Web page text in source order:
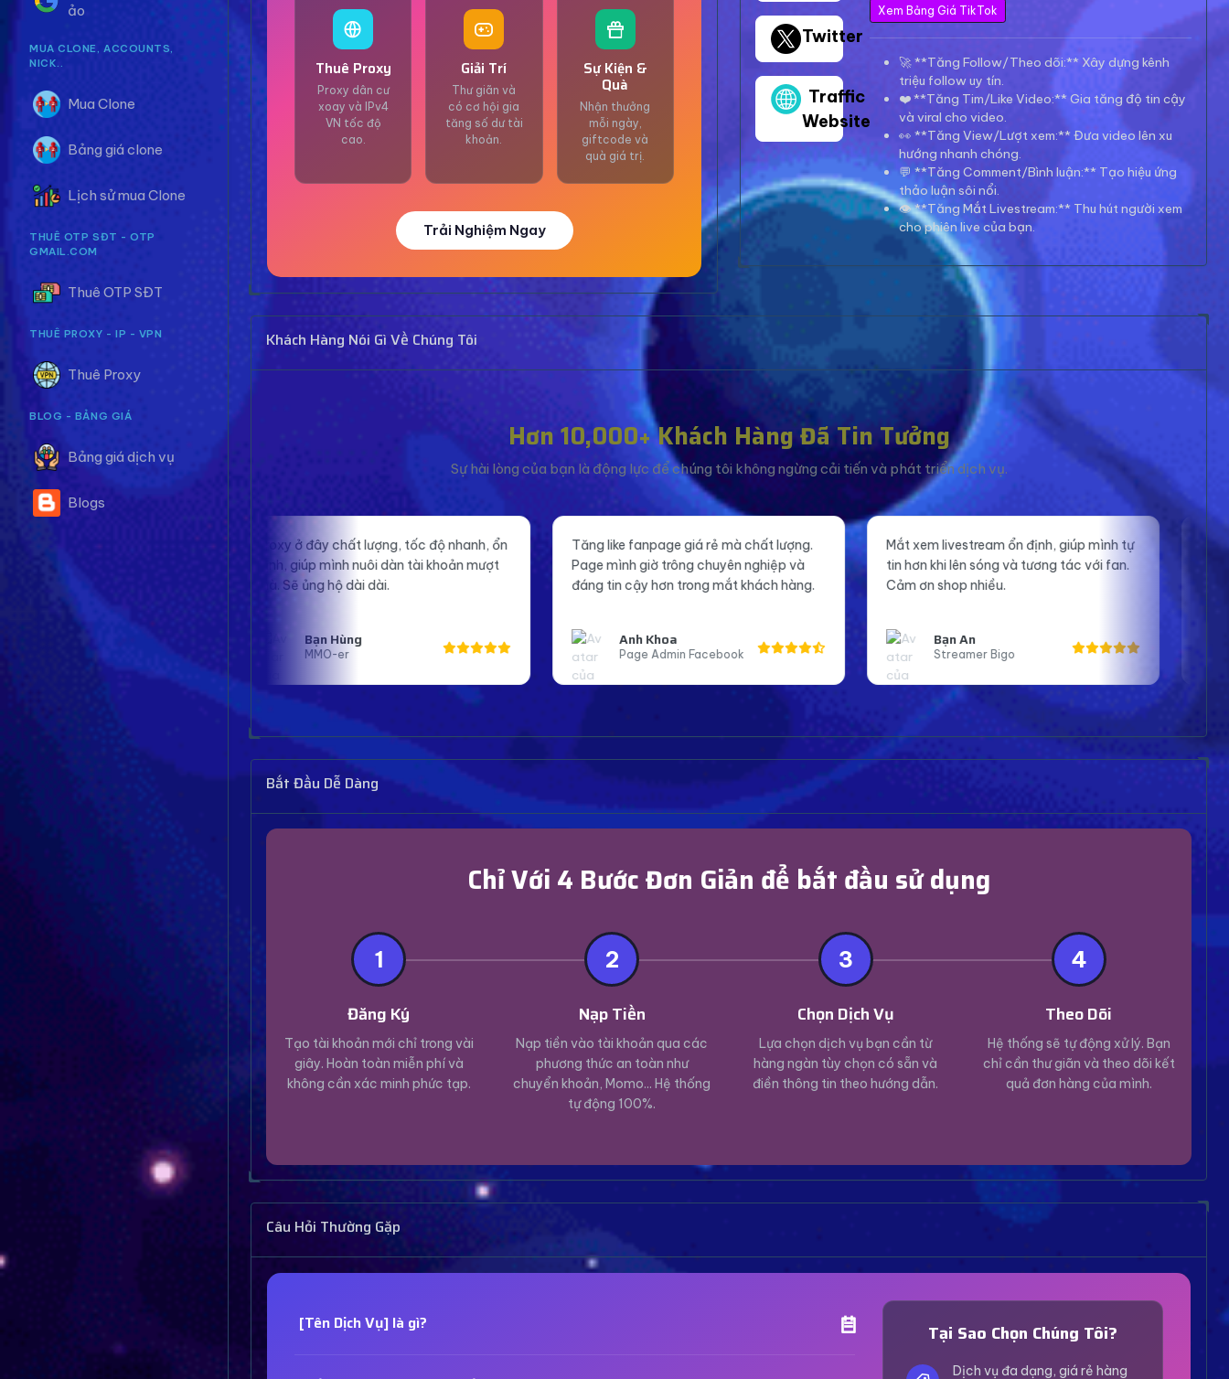
ảo
MUA CLONE, ACCOUNTS,
NICK..
Mua Clone
Bảng giá clone
Lịch sử mua Clone
THUÊ OTP SĐT - OTP
GMAIL.COM
Thuê OTP SĐT
THUÊ PROXY - IP - VPN
Thuê Proxy
BLOG - BẢNG GIÁ
Bảng giá dịch vụ
Blogs
Thuê Proxy
Proxy dân cư
xoay và IPv4
VN tốc độ
cao.
Giải Trí
Thư giãn và
có cơ hội gia
tăng số dư tài
khoản.
Sự Kiện &
Quà
Nhận thưởng
mỗi ngày,
giftcode và
quà giá trị.
Trải Nghiệm Ngay
Twitter
Traffic
Website
Xem Bảng Giá TikTok
🚀 **Tăng Follow/Theo dõi:** Xây dựng kênh
triệu follow uy tín.
❤️ **Tăng Tim/Like Video:** Gia tăng độ tin cậy
và viral cho video.
👀 **Tăng View/Lượt xem:** Đưa video lên xu
hướng nhanh chóng.
💬 **Tăng Comment/Bình luận:** Tạo hiệu ứng
thảo luận sôi nổi.
👁️ **Tăng Mắt Livestream:** Thu hút người xem
cho phiên live của bạn.
Khách Hàng Nói Gì Về Chúng Tôi
Hơn 10,000+ Khách Hàng Đã Tin Tưởng
Sự hài lòng của bạn là động lực để chúng tôi không ngừng cải tiến và phát triển dịch vụ.
Proxy ở đây chất lượng, tốc độ nhanh, ổn
định, giúp mình nuôi dàn tài khoản mượt
Tăng like fanpage giá rẻ mà chất lượng.
Page mình giờ trông chuyên nghiệp và
đáng tin cậy hơn trong mắt khách hàng.
Anh Khoa
Page Admin Facebook
Mắt xem livestream ổn định, giúp mình tự
tin hơn khi lên sóng và tương tác với fan.
Cảm ơn shop nhiều.
Bạn An
Streamer Bigo
Tích hợp API rất dễ dàng, tài liệu rõ
Giúp tôi tiết kiệm nhiều thời gian khi
dựng hệ thống bán lại cho khách.
Anh Phát
Developer
Bắt Đầu Dễ Dàng
Chỉ Với 4 Bước Đơn Giản để bắt đầu sử dụng
1
Đăng Ký
Tạo tài khoản mới chỉ trong vài
giây. Hoàn toàn miễn phí và
không cần xác minh phức tạp.
2
Nạp Tiền
Nạp tiền vào tài khoản qua các
phương thức an toàn như
chuyển khoản, Momo... Hệ thống
tự động 100%.
3
Chọn Dịch Vụ
Lựa chọn dịch vụ bạn cần từ
hàng ngàn tùy chọn có sẵn và
điền thông tin theo hướng dẫn.
4
Theo Dõi
Hệ thống sẽ tự động xử lý. Bạn
chỉ cần thư giãn và theo dõi kết
quả đơn hàng của mình.
Câu Hỏi Thường Gặp
[Tên Dịch Vụ] là gì? Tại Sao Chọn Chúng Tôi?
Dịch vụ đa dạng, giá rẻ hàng
Trợ Lý Hỗ Trợ
Luôn sẵn sàng giải đáp thắc mắc
Vui lòng chọn phương thức hỗ trợ phù hợp với nhu
cầu của bạn.